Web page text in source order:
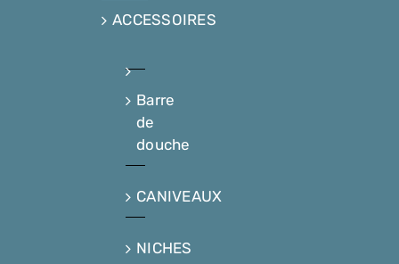
ACCESSOIRES
Barre
de
douche
CANIVEAUX
NICHES